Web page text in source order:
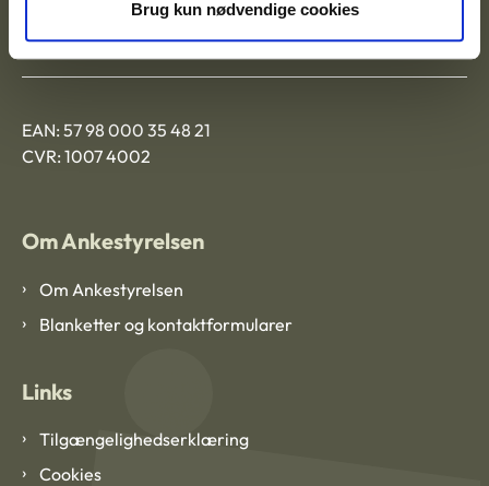
Brug kun nødvendige cookies
Ankestyrelsen København
EAN: 57 98 000 35 48 21
CVR: 1007 4002
Om Ankestyrelsen
Om Ankestyrelsen
Blanketter og kontaktformularer
Links
Tilgængelighedserklæring
Cookies